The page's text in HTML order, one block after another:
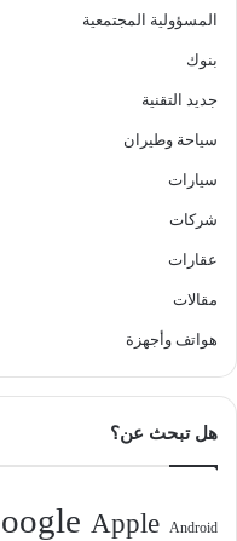
المسؤولية المجتمعية
بنوك
جديد التقنية
سياحة وطيران
سيارات
شركات
عقارات
مقالات
هواتف وأجهزة
هل تبحث عن؟
Android
Apple